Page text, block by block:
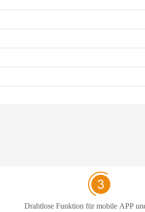
Drahtlose Funktion für mobile APP